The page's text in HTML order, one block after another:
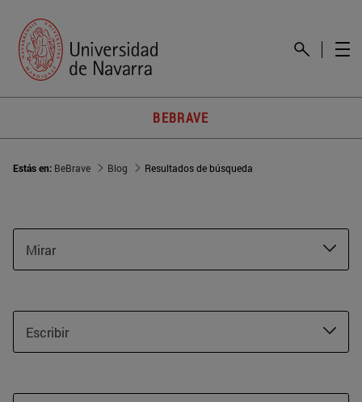
BEBRAVE
Estás en: BeBrave Blog Resultados de búsqueda
Mirar
Escribir